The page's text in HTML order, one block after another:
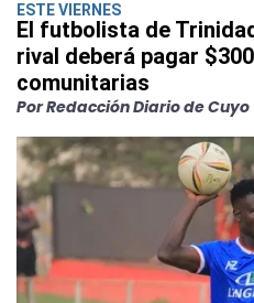
ESTE VIERNES
El futbolista de
rival deberá pagar
comunitarias
Por Redacción Diario de Cuyo